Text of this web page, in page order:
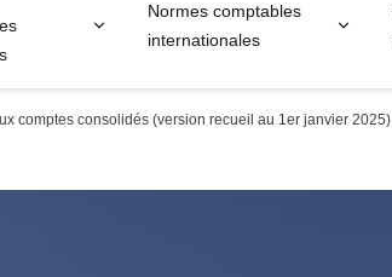
Normes comptables
internationales
comptes consolidés (version recueil au 1er janvier 2025)